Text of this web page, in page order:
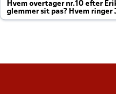
Hvem overtager nr.10 efter
glemmer sit pas? Hvem ringer
altid til efter kampe?